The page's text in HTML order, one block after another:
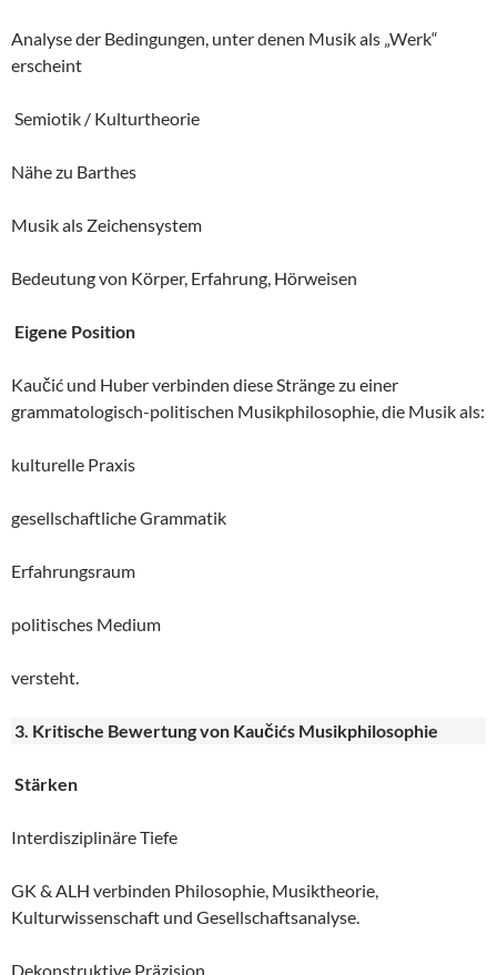
Analyse der Bedingungen, unter denen Musik als „Werk“
erscheint
Semiotik / Kulturtheorie
Nähe zu Barthes
Musik als Zeichensystem
Bedeutung von Körper, Erfahrung, Hörweisen
Eigene Position
Kaučić und Huber verbinden diese Stränge zu einer
grammatologisch-politischen Musikphilosophie, die Musik als:
kulturelle Praxis
gesellschaftliche Grammatik
Erfahrungsraum
politisches Medium
versteht.
3. Kritische Bewertung von Kaučićs Musikphilosophie
Stärken
Interdisziplinäre Tiefe
GK & ALH verbinden Philosophie, Musiktheorie,
Kulturwissenschaft und Gesellschaftsanalyse.
Dekonstruktive Präzision